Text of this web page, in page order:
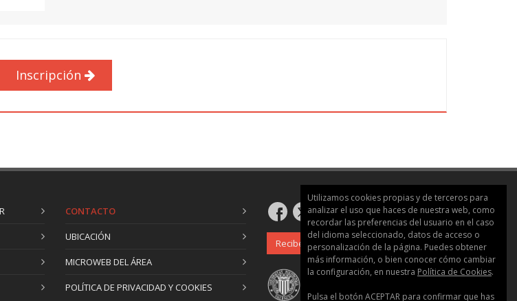
válvula para que cumpla con todos los requisitos necesarios para
desempeñar su función.
cierre, como el control del caudal circulante o la presión de salida.
Comentaremos a lo largo de la unidad 3, todas las consideraciones a
tener en cuenta con respecto a este tipo de válvulas, realizando
ejemplos prácticos que nos ayuden a comprender su funcionamiento en
una instalación. Finalizaremos la unidad con las válvulas de control
automático, un caso particular de válvulas de regulación.
Unidad 4. Válvulas de seccionamiento.
Inscripción
CONTACTO
UBICACIÓN
MICROWEB DEL ÁREA
POLÍTICA DE PRIVACIDAD Y COOKIES
Recibe nuestro boletín
Utilizamos cookies propias y de terceros para
analizar el uso que haces de nuestra web, como
recordar las preferencias del usuario en el caso
del idioma seleccionado, datos de acceso o
personalización de la página. Puedes obtener
más información, o bien conocer cómo cambiar
la configuración, en nuestra Política de Cookies.
Pulsa el botón ACEPTAR para confirmar que has